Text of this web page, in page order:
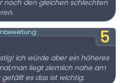
noch den gleichen schlechten
5
Ich würde aber ein höheres
liegt ziemlich nahe am
es das ist wichtig.